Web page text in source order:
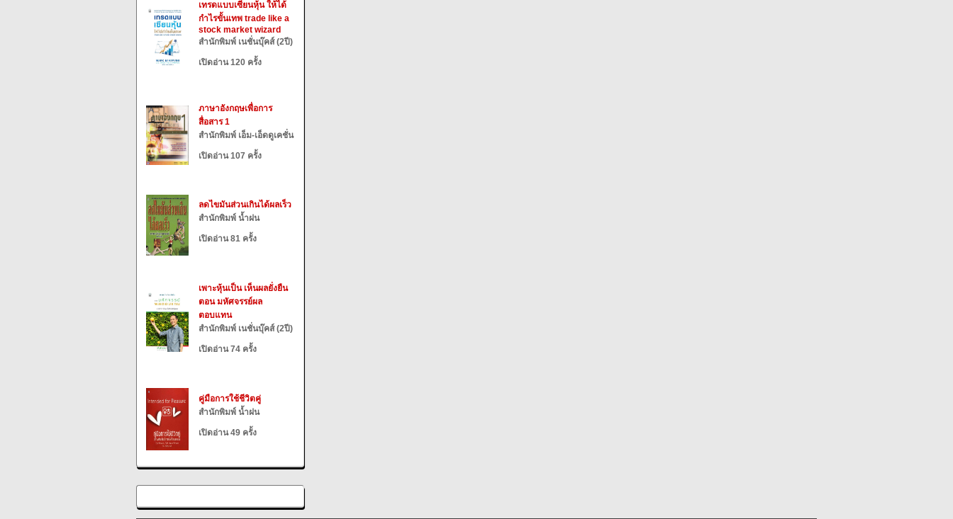
เทรดแบบเซียนหุ้น ให้ได้
กำไรขั้นเทพ trade like a
stock market wizard
สำนักพิมพ์ เนชั่นบุ๊คส์ (2ปี)
เปิดอ่าน 120 ครั้ง
ภาษาอังกฤษเพื่อการ
สื่อสาร 1
สำนักพิมพ์ เอ็ม-เอ็ดดูเคชั่น
เปิดอ่าน 107 ครั้ง
ลดไขมันส่วนเกินได้ผลเร็ว
สำนักพิมพ์ น้ำฝน
เปิดอ่าน 81 ครั้ง
เพาะหุ้นเป็น เห็นผลยั่งยืน
ตอน มหัศจรรย์ผล
ตอบแทน
สำนักพิมพ์ เนชั่นบุ๊คส์ (2ปี)
เปิดอ่าน 74 ครั้ง
คู่มือการใช้ชีวิตคู่
สำนักพิมพ์ น้ำฝน
เปิดอ่าน 49 ครั้ง